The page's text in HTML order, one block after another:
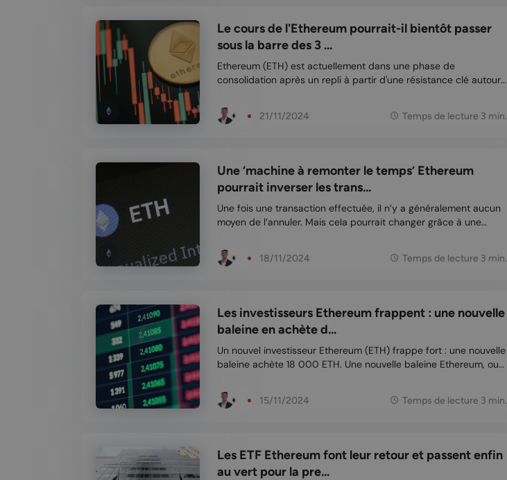
Le cours de l'Ethereum pourrait-il bientôt passer
sous la barre des 3 ...
Ethereum (ETH) est actuellement dans une phase de
consolidation après un repli à partir d'une résistance clé autour
pourrait être un test critique du support autour de 3 000 $. Il
est es...
21/11/2024 Temps de lecture 3 min.
Une ‘machine à remonter le temps’ Ethereum
pourrait inverser les trans...
Une fois une transaction effectuée, il n’y a généralement aucun
moyen de l’annuler. Mais cela pourrait changer grâce à une
permettant de revenir sur des transactions. Revenir sur des
tran...
18/11/2024 Temps de lecture 3 min.
Les investisseurs Ethereum frappent : une nouvelle
baleine en achète d...
Un nouvel investisseur Ethereum (ETH) frappe fort : une nouvelle
baleine achète 18 000 ETH. Une nouvelle baleine Ethereum, ou
opération suit la hausse spectaculaire de la semaine dernière,
o...
15/11/2024 Temps de lecture 3 min.
Les ETF Ethereum font leur retour et passent enfin
au vert pour la pre...